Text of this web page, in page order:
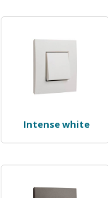
Intense white